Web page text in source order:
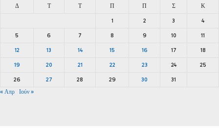
Δ Τ Τ Π Π Σ Κ
1 2 3 4
5 6 7 8 9 10 11
12 13 14 15 16 17 18
19 20 21 22 23 24 25
26 27 28 29 30
31
« Απρ
Ιούν »